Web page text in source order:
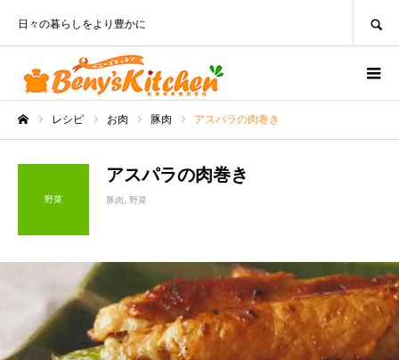
日々の暮らしをより豊かに
レシピ お肉 豚肉 アスパラの肉巻き
野菜
アスパラの肉巻き
豚肉 野菜